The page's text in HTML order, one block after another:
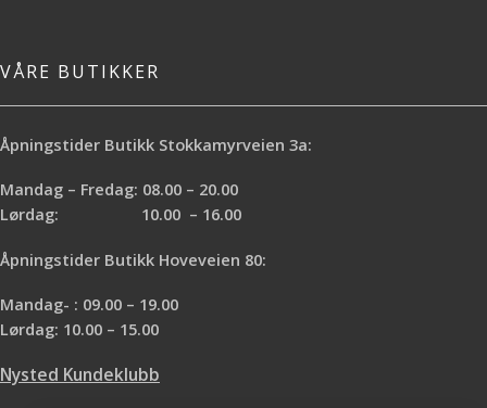
VÅRE BUTIKKER
Åpningstider Butikk Stokkamyrveien 3a:
Mandag – Fredag: 08.00 – 20.00
Lørdag: 10.00 – 16.00
Åpningstider Butikk Hoveveien 80:
Mandag- : 09.00 – 19.00
Lørdag: 10.00 – 15.00
Nysted Kundeklubb